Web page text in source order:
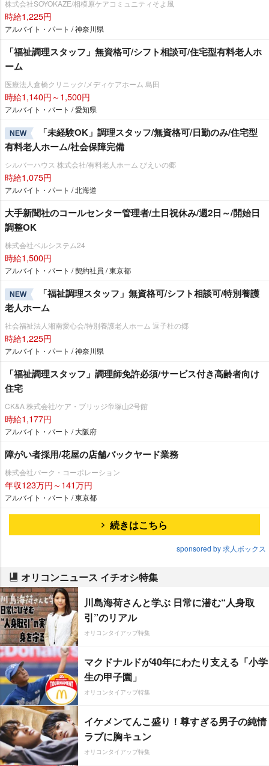
株式会社SOYOKAZE/相模原ケアコミュニティそよ風
時給1,225円
アルバイト・パート / 神奈川県
「福祉調理スタッフ」無資格可/シフト相談可/住宅型有料老人ホ
ーム
医療法人倉橋クリニック/メディケアホーム 島田
時給1,140円～1,500円
アルバイト・パート / 愛知県
NEW
「未経験OK」調理スタッフ/無資格可/日勤のみ/住宅型
有料老人ホーム/社会保障完備
シルバーハウス 株式会社/有料老人ホーム びえいの郷
時給1,075円
アルバイト・パート / 北海道
大手新聞社のコールセンター管理者/土日祝休み/週2日～/開始日
調整OK
株式会社ベルシステム24
時給1,500円
アルバイト・パート / 契約社員 / 東京都
NEW
「福祉調理スタッフ」無資格可/シフト相談可/特別養護
老人ホーム
社会福祉法人湘南愛心会/特別養護老人ホーム 逗子杜の郷
時給1,225円
アルバイト・パート / 神奈川県
「福祉調理スタッフ」調理師免許必須/サービス付き高齢者向け
住宅
CK&A 株式会社/ケア・ブリッジ帝塚山2号館
時給1,177円
アルバイト・パート / 大阪府
障がい者採用/花屋の店舗バックヤード業務
株式会社パーク・コーポレーション
年収123万円～141万円
アルバイト・パート / 東京都
続きはこちら
sponsored by 求人ボックス
オリコンニュース イチオシ特集
川島海荷さんと学ぶ 日常に潜む“人身取
引”のリアル
オリコンタイアップ特集
マクドナルドが40年にわたり支える「小学
生の甲子園」
オリコンタイアップ特集
イケメンてんこ盛り！尊すぎる男子の純情
ラブに胸キュン
オリコンタイアップ特集